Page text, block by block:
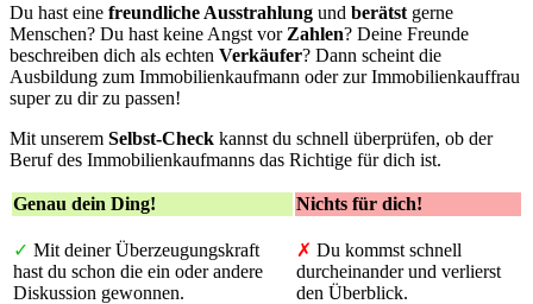
Du hast eine freundliche Ausstrahlung und berätst gerne
Menschen? Du hast keine Angst vor Zahlen? Deine Freunde
beschreiben dich als echten Verkäufer? Dann scheint die
Ausbildung zum Immobilienkaufmann oder zur Immobilienkauffrau
super zu dir zu passen!
Mit unserem Selbst-Check kannst du schnell überprüfen, ob der
Beruf des Immobilienkaufmanns das Richtige für dich ist.
Genau dein Ding! Nichts für dich!
✓ Mit deiner Überzeugungskraft
hast du schon die ein oder andere
Diskussion gewonnen.
✗ Du kommst schnell
durcheinander und verlierst
den Überblick.